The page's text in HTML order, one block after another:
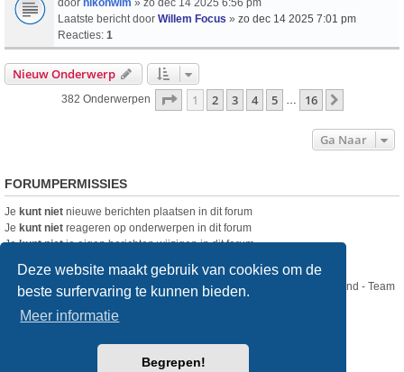
Deze website maakt gebruik van cookies om de
beste surfervaring te kunnen bieden.
Meer informatie
Begrepen!
Laatste bericht door Willem Focus » zo dec 14 2025 7:01 pm
Reacties: 1
Nieuw Onderwerp
382 Onderwerpen Pagina Van16
1 2 3 4 5 16
Ga Naar
FORUMPERMISSIES
Je kunt niet nieuwe berichten plaatsen in dit forum
Je kunt niet reageren op onderwerpen in dit forum
Jekunt nietje eigen berichten wijzigen in dit forum
Nikon Club Nederland - Team
Forum
Copyright © Nikon Club Nederland 2023
® Forum Software © phpBB Limited